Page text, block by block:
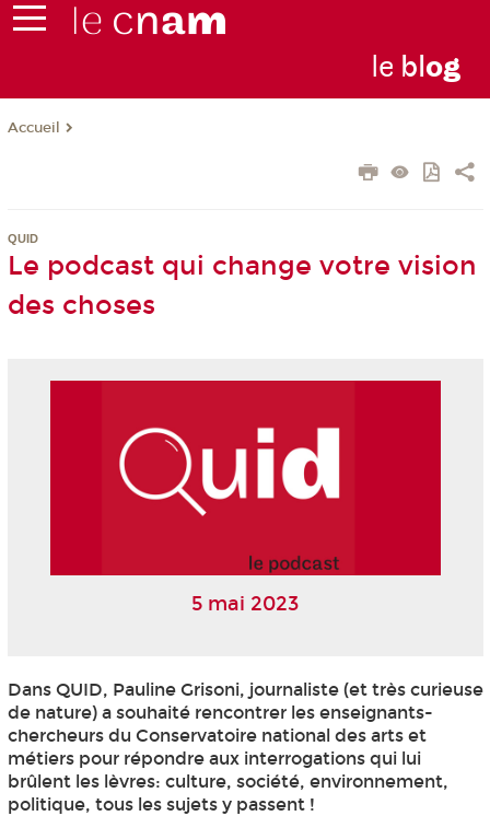
le blog
Accueil
QUID
Le podcast qui change votre vision
des choses
5 mai 2023
Dans QUID, Pauline Grisoni, journaliste (et très curieuse
de nature) a souhaité rencontrer les enseignants-
chercheurs du Conservatoire national des arts et
métiers pour répondre aux interrogations qui lui
brûlent les lèvres: culture, société, environnement,
politique, tous les sujets y passent !